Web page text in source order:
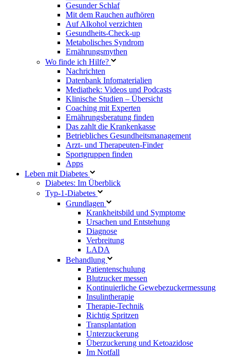
Gesunder Schlaf
Mit dem Rauchen aufhören
Auf Alkohol verzichten
Gesundheits-Check-up
Metabolisches Syndrom
Ernährungsmythen
Wo finde ich Hilfe?
Nachrichten
Datenbank Infomaterialien
Mediathek: Videos und Podcasts
Klinische Studien – Übersicht
Coaching mit Experten
Ernährungsberatung finden
Das zahlt die Krankenkasse
Betriebliches Gesundheitsmanagement
Arzt- und Therapeuten-Finder
Sportgruppen finden
Apps
Leben mit Diabetes
Diabetes: Im Überblick
Typ-1-Diabetes
Grundlagen
Krankheitsbild und Symptome
Ursachen und Entstehung
Diagnose
Verbreitung
LADA
Behandlung
Patientenschulung
Blutzucker messen
Kontinuierliche Gewebezuckermessung
Insulintherapie
Therapie-Technik
Richtig Spritzen
Transplantation
Unterzuckerung
Überzuckerung und Ketoazidose
Im Notfall